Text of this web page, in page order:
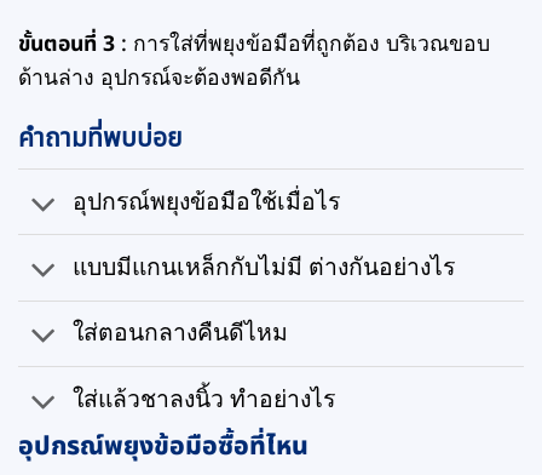
ขั้นตอนที่ 3 : การใส่ที่พยุงข้อมือที่ถูกต้อง บริเวณขอบ
ด้านล่าง อุปกรณ์จะต้องพอดีกัน
คำถามที่พบบ่อย
อุปกรณ์พยุงข้อมือใช้เมื่อไร
แบบมีแกนเหล็กกับไม่มี ต่างกันอย่างไร
ใส่ตอนกลางคืนดีไหม
ใส่แล้วชาลงนิ้ว ทำอย่างไร
อุปกรณ์พยุงข้อมือซื้อที่ไหน